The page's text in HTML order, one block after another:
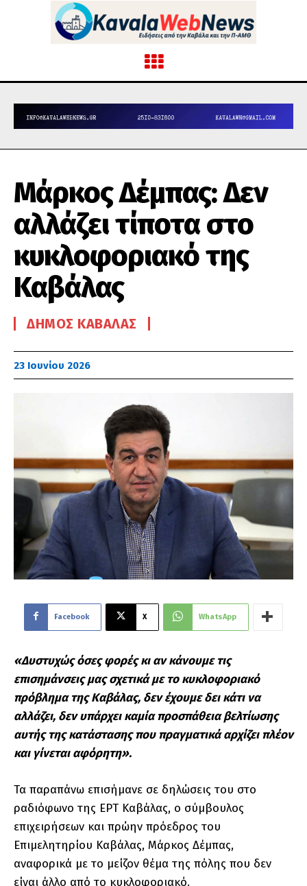
Μάρκος Δέμπας: Δεν
αλλάζει τίποτα στο
κυκλοφοριακό της
Καβάλας
ΔΉΜΟΣ ΚΑΒΆΛΑΣ
23 Ιουνίου 2026
Facebook X WhatsApp
«Δυστυχώς όσες φορές κι αν κάνουμε τις
επισημάνσεις μας σχετικά με το κυκλοφοριακό
πρόβλημα της Καβάλας, δεν έχουμε δει κάτι να
αλλάζει, δεν υπάρχει καμία προσπάθεια βελτίωσης
αυτής της κατάστασης που πραγματικά αρχίζει πλέον
και γίνεται αφόρητη».
Τα παραπάνω επισήμανε σε δηλώσεις του στο
ραδιόφωνο της ΕΡΤ Καβάλας, ο σύμβουλος
επιχειρήσεων και πρώην πρόεδρος του
Επιμελητηρίου Καβάλας, Μάρκος Δέμπας,
αναφορικά με το μείζον θέμα της πόλης που δεν
είναι άλλο από το κυκλοφοριακό.